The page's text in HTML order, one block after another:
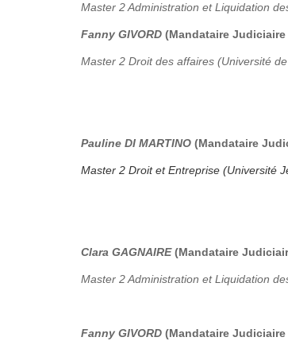
Master 2 Administration et Liquidation
Fanny GIVORD (Mandataire Judiciaire
Master 2 Droit des affaires (Université
Pauline DI MARTINO (Mandataire
Master 2 Droit et Entreprise (Université
Clara GAGNAIRE(Mandataire
Master 2 Administration et Liquidation
Fanny GIVORD (Mandataire Judiciaire